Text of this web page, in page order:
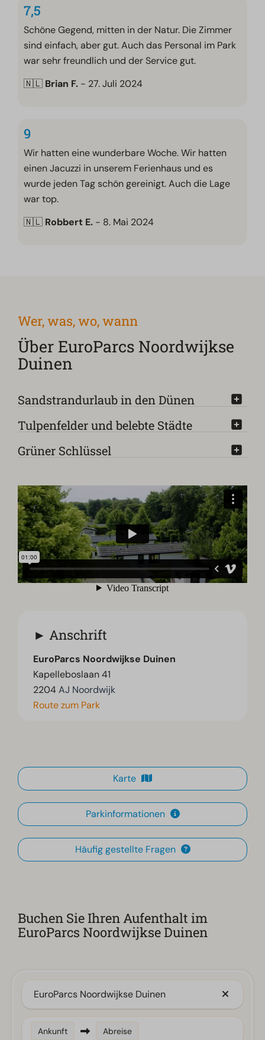
7,5
Schöne Gegend, mitten in der Natur. Die Zimmer
sind einfach, aber gut. Auch das Personal im Park
war sehr freundlich und der Service gut.
🇳🇱 Brian F. - 27. Juli 2024
9
Wir hatten eine wunderbare Woche. Wir hatten
einen Jacuzzi in unserem Ferienhaus und es
wurde jeden Tag schön gereinigt. Auch die Lage
war top.
🇳🇱 Robbert E. - 8. Mai 2024
Wer, was, wo, wann
Über EuroParcs Noordwijkse
Duinen
Sandstrandurlaub in den Dünen
Tulpenfelder und belebte Städte
Grüner Schlüssel
Anschrift
EuroParcs Noordwijkse Duinen
Kapelleboslaan 41
2204AJ Noordwijk
Route zum Park
Karte
Parkinformationen
Häufig gestellte Fragen
Buchen Sie Ihren Aufenthalt im
EuroParcs Noordwijkse Duinen
EuroParcs Noordwijkse Duinen
Ankunft Abreise